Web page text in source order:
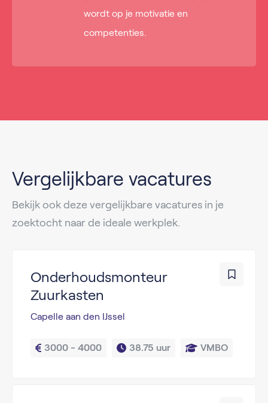
wordt op je motivatie en
competenties.
Vergelijkbare vacatures
Bekijk ook deze vergelijkbare vacatures in je
zoektocht naar de ideale werkplek.
Onderhoudsmonteur
Zuurkasten
Capelle aan den IJssel
3000 - 4000 38.75 uur VMBO